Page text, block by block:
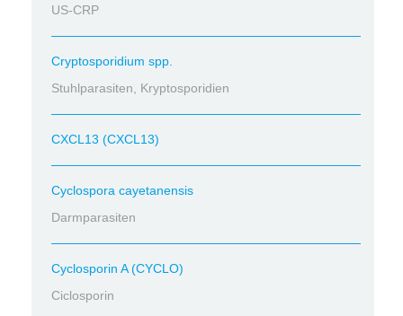
US-CRP
Cryptosporidium spp.
Stuhlparasiten, Kryptosporidien
CXCL13 (CXCL13)
Cyclospora cayetanensis
Darmparasiten
Cyclosporin A (CYCLO)
Ciclosporin